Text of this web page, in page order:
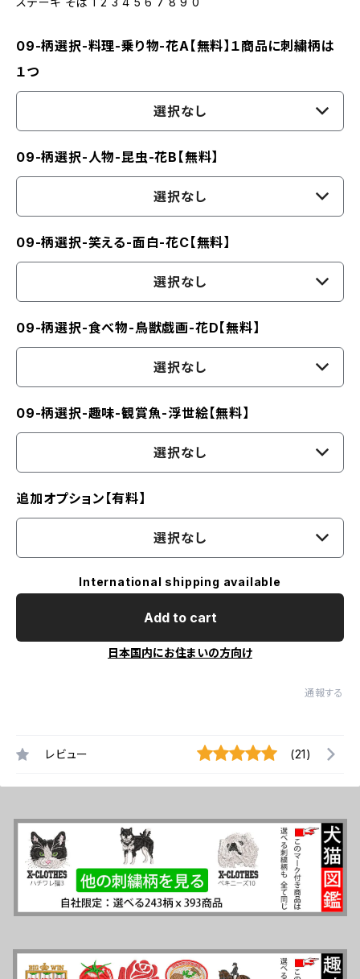
09-柄選択-料理-乗り物-花A【無料】１商品に刺繍柄は
１つ
選択なし
09-柄選択-人物-昆虫-花B【無料】
選択なし
09-柄選択-笑える-面白-花C【無料】
選択なし
09-柄選択-食べ物-鳥獣戯画-花D【無料】
選択なし
09-柄選択-趣味-観賞魚-浮世絵【無料】
選択なし
追加オプション【有料】
選択なし
International shipping available
Add to cart
日本国内にお住まいの方向け
通報する
レビュー (21)